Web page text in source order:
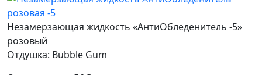
Незамерзающая жидкость «АнтиОбледенитель -5»
розовый
Отдушка: Bubble Gum